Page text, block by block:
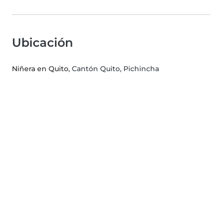
Ubicación
Niñera en Quito, Cantón Quito, Pichincha